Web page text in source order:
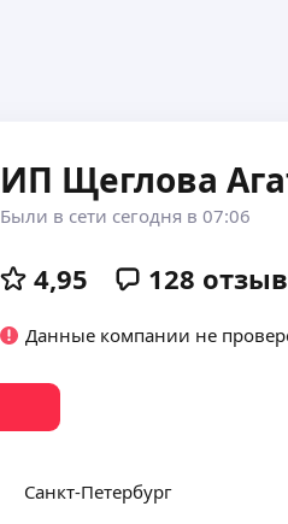
ИП Щеглова
Были в сети сегодня в 07:06
4,95 128
Данные компании не
Санкт-Петербург